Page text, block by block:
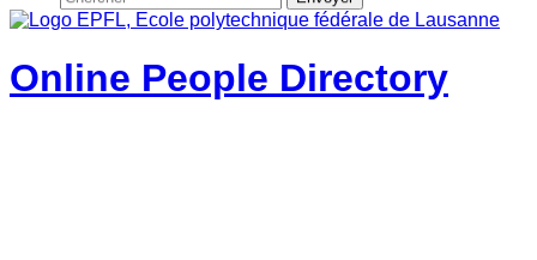
Online People Directory